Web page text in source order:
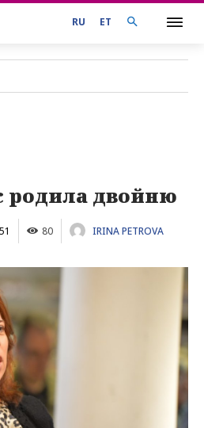
RU ET
родила двойню
80 IRINA PETROVA